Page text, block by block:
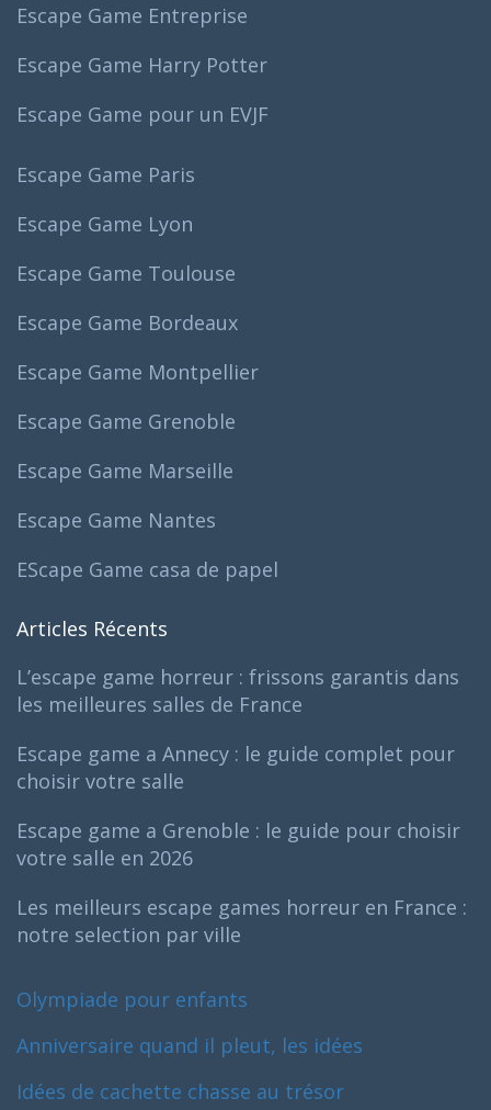
Escape Game Entreprise
Escape Game Harry Potter
Escape Game pour un EVJF
Escape Game Paris
Escape Game Lyon
Escape Game Toulouse
Escape Game Bordeaux
Escape Game Montpellier
Escape Game Grenoble
Escape Game Marseille
Escape Game Nantes
EScape Game casa de papel
Articles Récents
L’escape game horreur : frissons garantis dans
les meilleures salles de France
Escape game a Annecy : le guide complet pour
choisir votre salle
Escape game a Grenoble : le guide pour choisir
votre salle en 2026
Les meilleurs escape games horreur en France :
notre selection par ville
Olympiade pour enfants
Anniversaire quand il pleut, les idées
Idées de cachette chasse au trésor